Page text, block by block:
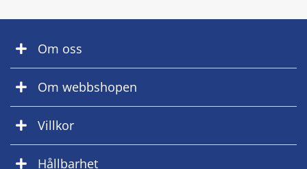
Om oss
Om webbshopen
Villkor
Hållbarhet